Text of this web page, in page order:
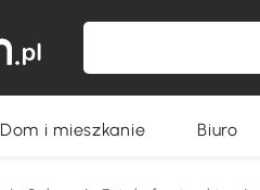
Dom i mieszkanie Biuro